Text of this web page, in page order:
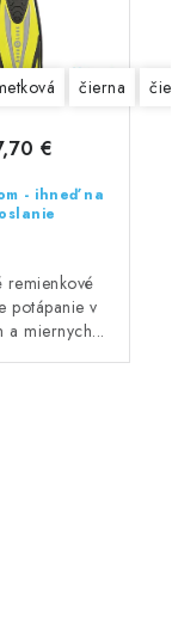
čierna
- ihneď na
€
remienkové
potápanie v
a miernych...